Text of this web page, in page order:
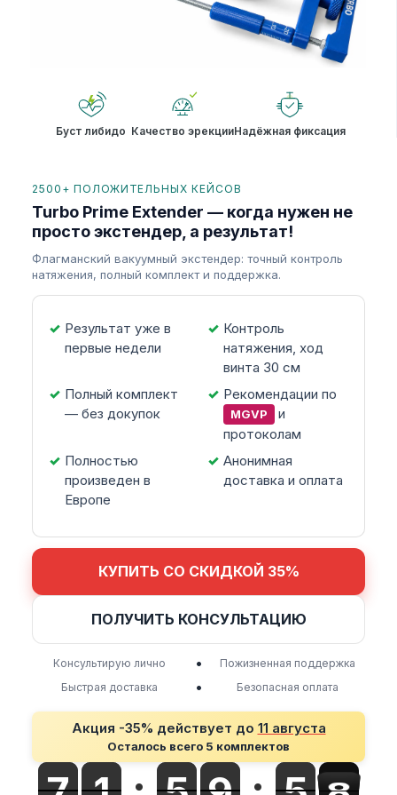
Буст либидо Качество эрекцииНадёжная фиксация
2500+ ПОЛОЖИТЕЛЬНЫХ КЕЙСОВ
Turbo Prime Extender — когда нужен не
просто экстендер, а результат!
Флагманский вакуумный экстендер: точный контроль
натяжения, полный комплект и поддержка.
Результат уже в
первые недели
Контроль
натяжения, ход
винта 30 см
Полный комплект
— без докупок
Рекомендации по
MGVP
и
протоколам
Полностью
произведен в
Европе
Анонимная
доставка и оплата
КУПИТЬ СО СКИДКОЙ 35%
ПОЛУЧИТЬ КОНСУЛЬТАЦИЮ
Консультирую лично •
Пожизненная поддержка
Быстрая доставка
• Безопасная оплата
Акция -35% действует до 11 августа
Осталось всего 5 комплектов